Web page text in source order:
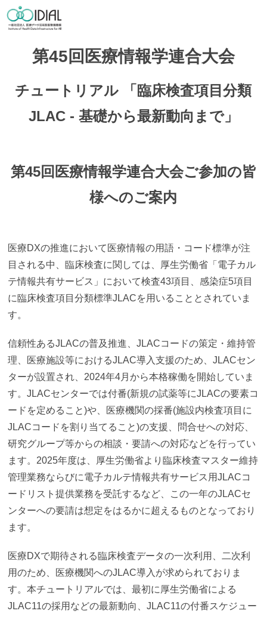
第45回医療情報学連合大会
チュートリアル 「臨床検査項目分類
JLAC - 基礎から最新動向まで」
第45回医療情報学連合大会ご参加の皆
様へのご案内
医療DXの推進において医療情報の用語・コード標準が注
目される中、臨床検査に関しては、厚生労働省「電子カル
テ情報共有サービス」において検査43項目、感染症5項目
に臨床検査項目分類標準JLACを用いることとされていま
す。
信頼性あるJLACの普及推進、JLACコードの策定・維持管
理、医療施設等におけるJLAC導入支援のため、JLACセン
ターが設置され、2024年4月から本格稼働を開始していま
す。JLACセンターでは付番(新規の試薬等にJLACの要素コ
ードを定めること)や、医療機関の採番(施設内検査項目に
JLACコードを割り当てること)の支援、問合せへの対応、
研究グループ等からの相談・要請への対応などを行ってい
ます。2025年度は、厚生労働省より臨床検査マスター維持
管理業務ならびに電子カルテ情報共有サービス用JLACコ
ードリスト提供業務を受託するなど、この一年のJLACセ
ンターへの要請は想定をはるかに超えるものとなっており
ます。
医療DXで期待される臨床検査データの一次利用、二次利
用のため、医療機関へのJLAC導入が求められておりま
す。本チュートリアルでは、最初に厚生労働省による
JLAC11の採用などの最新動向、JLAC11の付番スケジュー